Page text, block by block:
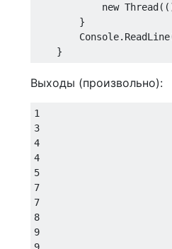
new
        }
Выходы (произвольно):
1
3
4
4
5
7
7
8
9
9